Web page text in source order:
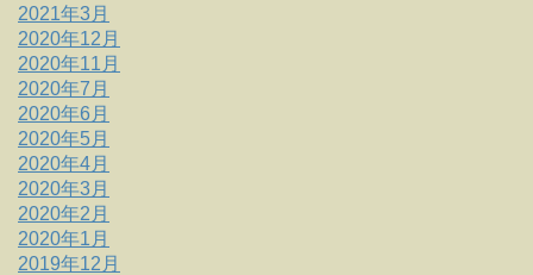
2021年3月
2020年12月
2020年11月
2020年7月
2020年6月
2020年5月
2020年4月
2020年3月
2020年2月
2020年1月
2019年12月